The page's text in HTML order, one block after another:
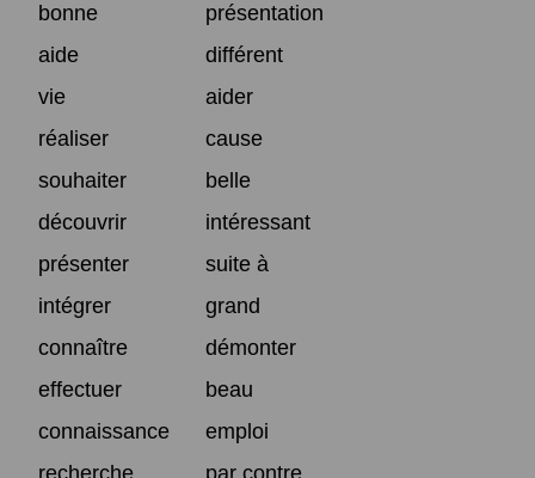
bonne
présentation
aide
différent
vie
aider
réaliser
cause
souhaiter
belle
découvrir
intéressant
présenter
suite à
intégrer
grand
connaître
démonter
effectuer
beau
connaissance
emploi